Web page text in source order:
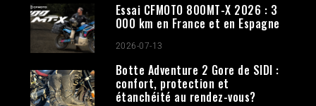
Essai CFMOTO 800MT-X 2026 : 3
000 km en France et en Espagne
2026-07-13
Botte Adventure 2 Gore de SIDI :
confort, protection et
étanchéité au rendez-vous?